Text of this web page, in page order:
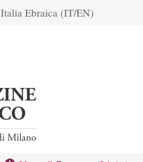
Italia Ebraica (IT/EN)